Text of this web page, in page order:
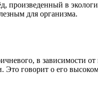
произведенный в
для организма.
в зависимости от
говорит о его высоком